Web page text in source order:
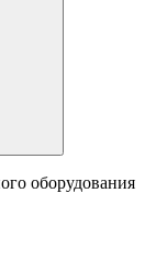
оборудования